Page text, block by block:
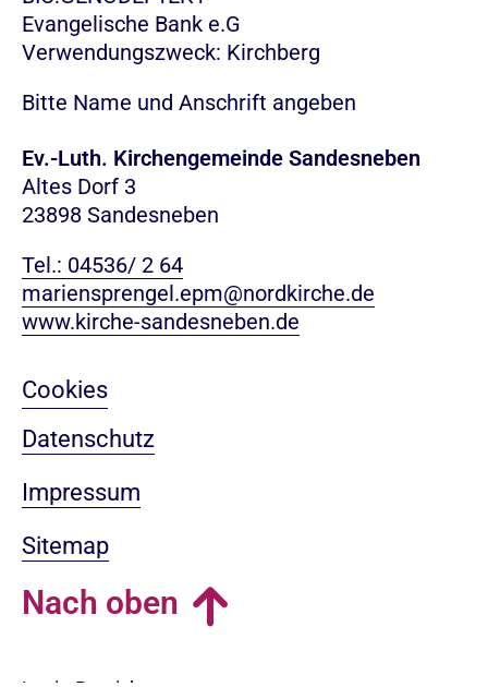
Evangelische Bank e.G
Verwendungszweck: Kirchberg
Bitte Name und Anschrift angeben
Ev.-Luth. Kirchengemeinde Sandesneben
Altes Dorf 3
23898 Sandesneben
Tel.: 04536/ 2 64
mariensprengel.epm@nordkirche.de
www.kirche-sandesneben.de
Cookies
Datenschutz
Impressum
Sitemap
Nach oben